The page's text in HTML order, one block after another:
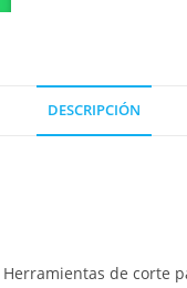
DESCRIPCIÓN
Herramientas de corte